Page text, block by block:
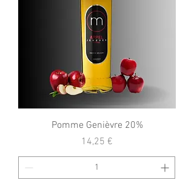
Pomme Genièvre 20%
Prix
14,25 €